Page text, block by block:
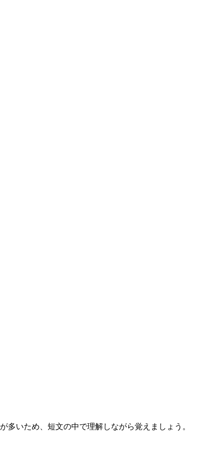
いため、短文の中で理解しながら覚えましょう。